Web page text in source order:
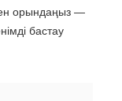
орындаңыз —
бастау